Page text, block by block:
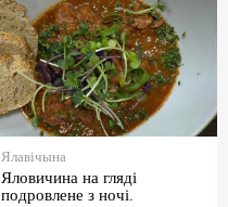
Ялавічына
Яловичина на гляді
подровлене з ночі.